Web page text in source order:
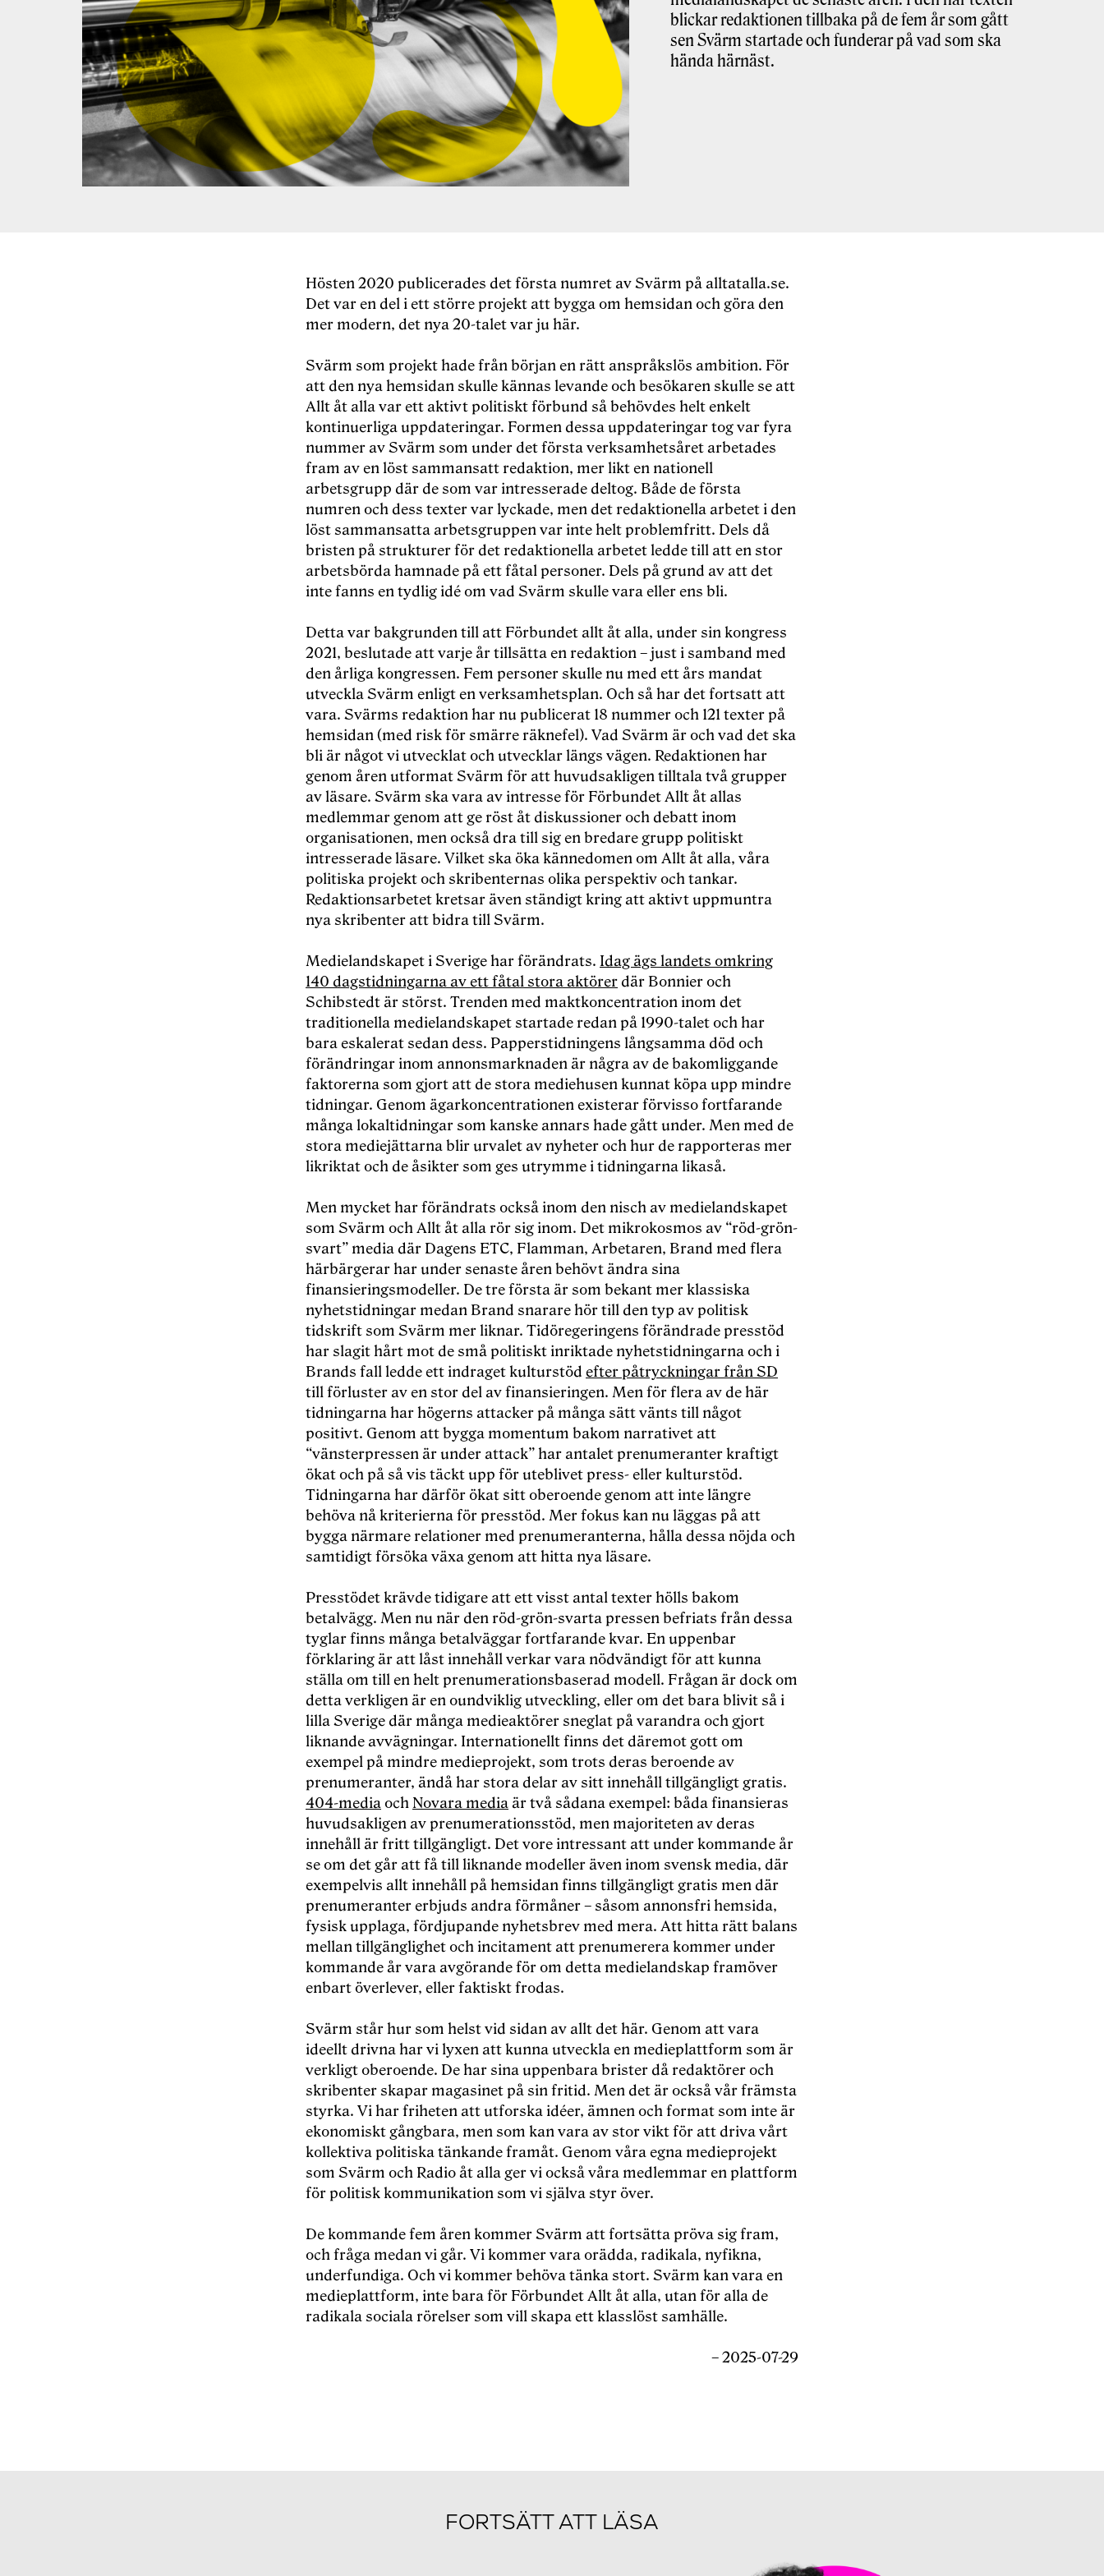
blickar redaktionen tillbaka på de fem år som gått
sen Svärm startade och funderar på vad som ska
hända härnäst.
Hösten 2020 publicerades det första numret av Svärm på alltatalla.se.
Det var en del i ett större projekt att bygga om hemsidan och göra den
mer modern, det nya 20-talet var ju här.
Svärm som projekt hade från början en rätt anspråkslös ambition. För
att den nya hemsidan skulle kännas levande och besökaren skulle se att
Allt åt alla var ett aktivt politiskt förbund så behövdes helt enkelt
kontinuerliga uppdateringar. Formen dessa uppdateringar tog var fyra
nummer av Svärm som under det första verksamhetsåret arbetades
fram av en löst sammansatt redaktion, mer likt en nationell
arbetsgrupp där de som var intresserade deltog. Både de första
numren och dess texter var lyckade, men det redaktionella arbetet i den
löst sammansatta arbetsgruppen var inte helt problemfritt. Dels då
bristen på strukturer för det redaktionella arbetet ledde till att en stor
arbetsbörda hamnade på ett fåtal personer. Dels på grund av att det
inte fanns en tydlig idé om vad Svärm skulle vara eller ens bli.
Detta var bakgrunden till att Förbundet allt åt alla, under sin kongress
2021, beslutade att varje år tillsätta en redaktion – just i samband med
den årliga kongressen. Fem personer skulle nu med ett års mandat
utveckla Svärm enligt en verksamhetsplan. Och så har det fortsatt att
vara. Svärms redaktion har nu publicerat 18 nummer och 121 texter på
hemsidan (med risk för smärre räknefel). Vad Svärm är och vad det ska
bli är något vi utvecklat och utvecklar längs vägen. Redaktionen har
genom åren utformat Svärm för att huvudsakligen tilltala två grupper
av läsare. Svärm ska vara av intresse för Förbundet Allt åt allas
medlemmar genom att ge röst åt diskussioner och debatt inom
organisationen, men också dra till sig en bredare grupp politiskt
intresserade läsare. Vilket ska öka kännedomen om Allt åt alla, våra
politiska projekt och skribenternas olika perspektiv och tankar.
Redaktionsarbetet kretsar även ständigt kring att aktivt uppmuntra
nya skribenter att bidra till Svärm.
Medielandskapet i Sverige har förändrats. Idag ägs landets omkring
140 dagstidningarna av ett fåtal stora aktörerdär Bonnier och
Schibstedt är störst. Trenden med maktkoncentration inom det
traditionella medielandskapet startade redan på 1990-talet och har
bara eskalerat sedan dess. Papperstidningens långsamma död och
förändringar inom annonsmarknaden är några av de bakomliggande
faktorerna som gjort att de stora mediehusen kunnat köpa upp mindre
tidningar. Genom ägarkoncentrationen existerar förvisso fortfarande
många lokaltidningar som kanske annars hade gått under. Men med de
stora mediejättarna blir urvalet av nyheter och hur de rapporteras mer
likriktat och de åsikter som ges utrymme i tidningarna likaså.
Men mycket har förändrats också inom den nisch av medielandskapet
som Svärm och Allt åt alla rör sig inom. Det mikrokosmos av “röd-grön-
svart” media där Dagens ETC, Flamman, Arbetaren, Brand med flera
härbärgerar har under senaste åren behövt ändra sina
finansieringsmodeller. De tre första är som bekant mer klassiska
nyhetstidningar medan Brand snarare hör till den typ av politisk
tidskrift som Svärm mer liknar. Tidöregeringens förändrade presstöd
har slagit hårt mot de små politiskt inriktade nyhetstidningarna och i
Brands fall ledde ett indraget kulturstöd efter påtryckningar från SD
till förluster av en stor del av finansieringen. Men för flera av de här
tidningarna har högerns attacker på många sätt vänts till något
positivt. Genom att bygga momentum bakom narrativet att
“vänsterpressen är under attack” har antalet prenumeranter kraftigt
ökat och på så vis täckt upp för uteblivet press- eller kulturstöd.
Tidningarna har därför ökat sitt oberoende genom att inte längre
behöva nå kriterierna för presstöd. Mer fokus kan nu läggas på att
bygga närmare relationer med prenumeranterna, hålla dessa nöjda och
samtidigt försöka växa genom att hitta nya läsare.
Presstödet krävde tidigare att ett visst antal texter hölls bakom
betalvägg. Men nu när den röd-grön-svarta pressen befriats från dessa
tyglar finns många betalväggar fortfarande kvar. En uppenbar
förklaring är att låst innehåll verkar vara nödvändigt för att kunna
ställa om till en helt prenumerationsbaserad modell. Frågan är dock om
detta verkligen är en oundviklig utveckling, eller om det bara blivit så i
lilla Sverige där många medieaktörer sneglat på varandra och gjort
liknande avvägningar. Internationellt finns det däremot gott om
exempel på mindre medieprojekt, som trots deras beroende av
prenumeranter, ändå har stora delar av sitt innehåll tillgängligt gratis.
404-mediaoch Novara media är två sådana exempel: båda finansieras
huvudsakligen av prenumerationsstöd, men majoriteten av deras
innehåll är fritt tillgängligt. Det vore intressant att under kommande år
se om det går att få till liknande modeller även inom svensk media, där
exempelvis allt innehåll på hemsidan finns tillgängligt gratis men där
prenumeranter erbjuds andra förmåner – såsom annonsfri hemsida,
fysisk upplaga, fördjupande nyhetsbrev med mera. Att hitta rätt balans
mellan tillgänglighet och incitament att prenumerera kommer under
kommande år vara avgörande för om detta medielandskap framöver
enbart överlever, eller faktiskt frodas.
Svärm står hur som helst vid sidan av allt det här. Genom att vara
ideellt drivna har vi lyxen att kunna utveckla en medieplattform som är
verkligt oberoende. De har sina uppenbara brister då redaktörer och
skribenter skapar magasinet på sin fritid. Men det är också vår främsta
styrka. Vi har friheten att utforska idéer, ämnen och format som inte är
ekonomiskt gångbara, men som kan vara av stor vikt för att driva vårt
kollektiva politiska tänkande framåt. Genom våra egna medieprojekt
som Svärm och Radio åt alla ger vi också våra medlemmar en plattform
för politisk kommunikation som vi själva styr över.
De kommande fem åren kommer Svärm att fortsätta pröva sig fram,
och fråga medan vi går. Vi kommer vara orädda, radikala, nyfikna,
underfundiga. Och vi kommer behöva tänka stort. Svärm kan vara en
medieplattform, inte bara för Förbundet Allt åt alla, utan för alla de
radikala sociala rörelser som vill skapa ett klasslöst samhälle.
– 2025-07-29
FORTSÄTT ATT LÄSA